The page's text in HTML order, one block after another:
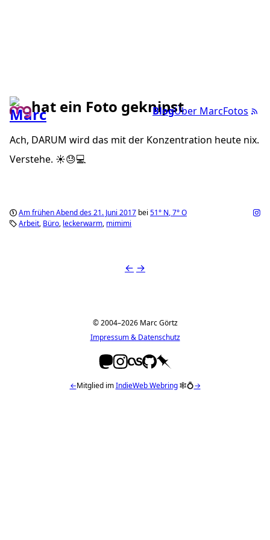
BlogÜber MarcFotos
hat ein Foto geknipst
Ach, DARUM wird das mit der Konzentration heute nix.
Verstehe. ☀️😓💻
Am frühen Abend des 21. Juni 2017 bei 51° N,7°O
Arbeit Büro leckerwarm mimimi
← →
© 2004–2026 Marc Görtz
Impressum & Datenschutz
←Mitglied imIndieWeb Webring🕸💍→